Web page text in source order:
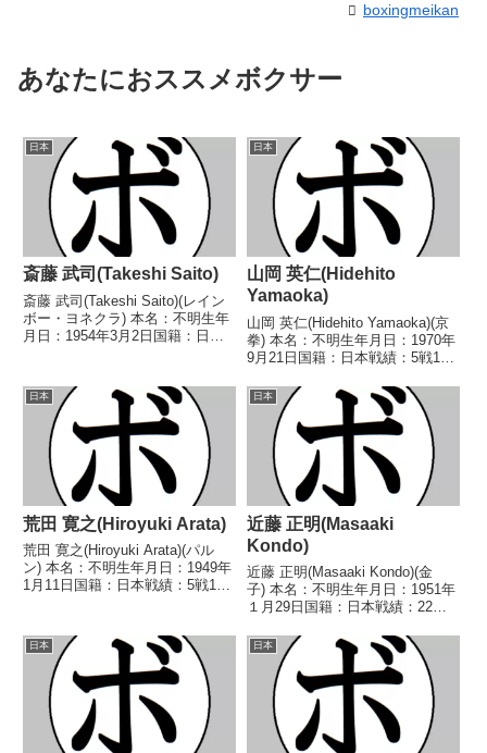
boxingmeikan
あなたにおススメボクサー
日本
斎藤 武司(Takeshi Saito)
斎藤 武司(Takeshi Saito)(レイン
ボー・ヨネクラ) 本名：不明生年
月日：1954年3月2日国籍：日本
●2RKO バズーカ 庄司(東
邦)■1976年度東日本ライ...
日本
山岡 英仁(Hidehito
Yamaoka)
山岡 英仁(Hidehito Yamaoka)(京
拳) 本名：不明生年月日：1970年
9月21日国籍：日本戦績：5戦1勝
し 【戦歴】1992/05/17 ●4R判
定 (採点不明) 後藤 昭(福岡帝
拳)■19...
日本
荒田 寛之(Hiroyuki Arata)
荒田 寛之(Hiroyuki Arata)(パル
ン) 本名：不明生年月日：1949年
1月11日国籍：日本戦績：5戦1勝
信(ヤジマ)1969/10/04 ○4R判定
...
日本
近藤 正明(Masaaki
Kondo)
近藤 正明(Masaaki Kondo)(金
子) 本名：不明生年月日：1951年
１月29日国籍：日本戦績：22戦8
し 【戦歴】1972/07/06 ○4R判
定 (採点不明) 大場 忠八(三
迫)■1972年度東...
日本 日本